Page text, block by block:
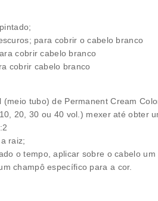
para cobrir o cabelo branco
cobrir cabelo branco
cobrir cabelo branco
tubo) de Permanent Cream
20, 30 ou 40 vol.) mexer até obter
raiz;
o tempo, aplicar sobre o cabelo
champô específico para a cor.